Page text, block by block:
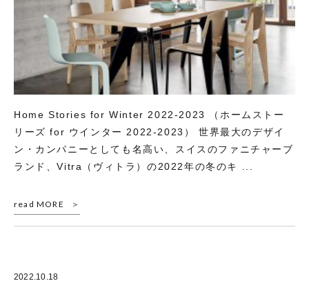
Home Stories for Winter 2022-2023 （ホームストー
リーズ for ウインター 2022-2023） 世界最大のデザイ
ン・カンパニーとしても名高い、スイスのファニチャーブ
ランド、Vitra（ヴィトラ）の2022年の冬のキ ...
read MORE
2022.10.18